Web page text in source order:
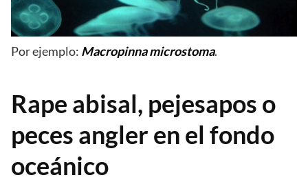
Por ejemplo: Macropinna microstoma.
Rape abisal, pejesapos o
peces angler en el fondo
oceánico